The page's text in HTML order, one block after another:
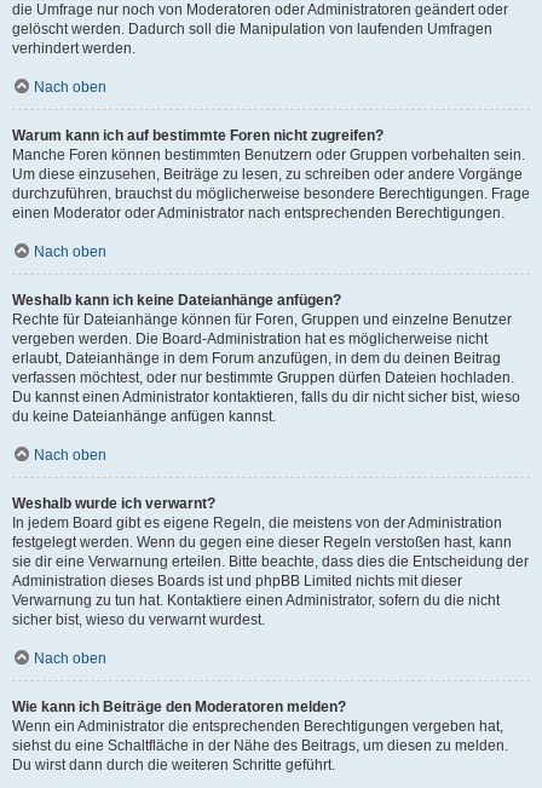
die Umfrage nur noch von Moderatoren oder Administratoren geändert oder
gelöscht werden. Dadurch soll die Manipulation von laufenden Umfragen
verhindert werden.
Nach oben
Warum kann ich auf bestimmte Foren nicht zugreifen?
Manche Foren können bestimmten Benutzern oder Gruppen vorbehalten sein.
Um diese einzusehen, Beiträge zu lesen, zu schreiben oder andere Vorgänge
durchzuführen, brauchst du möglicherweise besondere Berechtigungen. Frage
einen Moderator oder Administrator nach entsprechenden Berechtigungen.
Nach oben
Weshalb kann ich keine Dateianhänge anfügen?
Rechte für Dateianhänge können für Foren, Gruppen und einzelne Benutzer
vergeben werden. Die Board-Administration hat es möglicherweise nicht
erlaubt, Dateianhänge in dem Forum anzufügen, in dem du deinen Beitrag
verfassen möchtest, oder nur bestimmte Gruppen dürfen Dateien hochladen.
Du kannst einen Administrator kontaktieren, falls du dir nicht sicher bist, wieso
du keine Dateianhänge anfügen kannst.
Nach oben
Weshalb wurde ich verwarnt?
In jedem Board gibt es eigene Regeln, die meistens von der Administration
festgelegt werden. Wenn du gegen eine dieser Regeln verstoßen hast, kann
sie dir eine Verwarnung erteilen. Bitte beachte, dass dies die Entscheidung der
Administration dieses Boards ist und phpBB Limited nichts mit dieser
Verwarnung zu tun hat. Kontaktiere einen Administrator, sofern du die nicht
sicher bist, wieso du verwarnt wurdest.
Nach oben
Wie kann ich Beiträge den Moderatoren melden?
Wenn ein Administrator die entsprechenden Berechtigungen vergeben hat,
siehst du eine Schaltfläche in der Nähe des Beitrags, um diesen zu melden.
Du wirst dann durch die weiteren Schritte geführt.